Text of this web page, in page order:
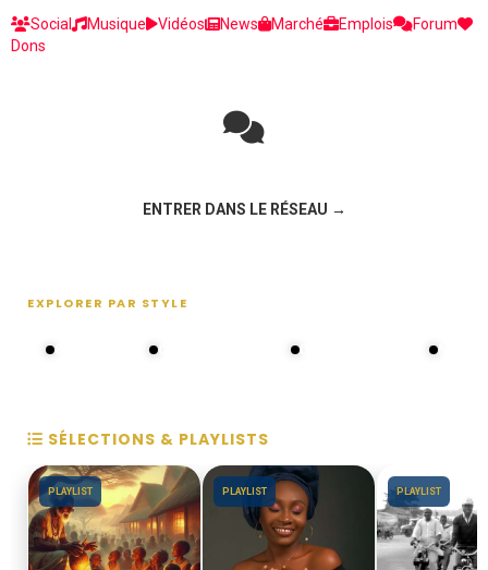
Social Musique Vidéos News Marché Emplois
Forum
Dons
ENTRER DANS LE RÉSEAU →
EXPLORER PAR STYLE
SÉLECTIONS & PLAYLISTS
PLAYLIST PLAYLIST PLAYLIST